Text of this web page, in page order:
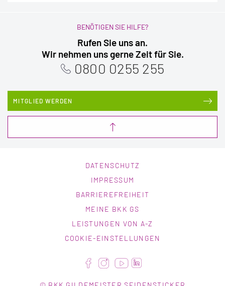
BENÖTIGEN SIE HILFE?
Rufen Sie uns an.
Wir nehmen uns gerne Zeit für Sie.
0800 0255 255
MITGLIED WERDEN
DATENSCHUTZ
IMPRESSUM
BARRIEREFREIHEIT
MEINE BKK GS
LEISTUNGEN VON A-Z
COOKIE-EINSTELLUNGEN